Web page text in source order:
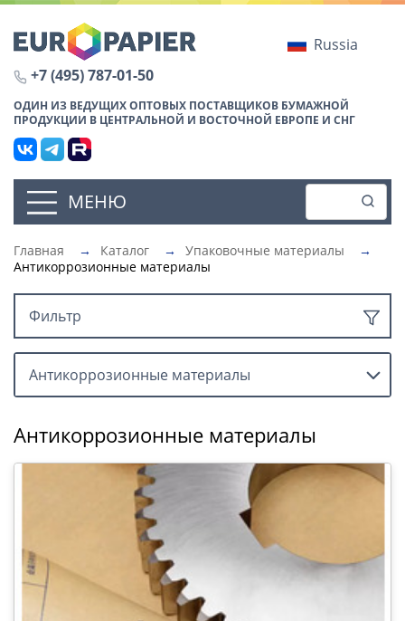
Russia
+7 (495) 787-01-50
ОДИН ИЗ ВЕДУЩИХ ОПТОВЫХ ПОСТАВЩИКОВ БУМАЖНОЙ
ПРОДУКЦИИ В ЦЕНТРАЛЬНОЙ И ВОСТОЧНОЙ ЕВРОПЕ И СНГ
МЕНЮ
Главная → Каталог → Упаковочные материалы
→
Антикоррозионные материалы
Фильтр
Антикоррозионные материалы
Антикоррозионные материалы